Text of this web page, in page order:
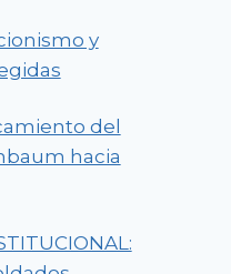
y
del
hacia